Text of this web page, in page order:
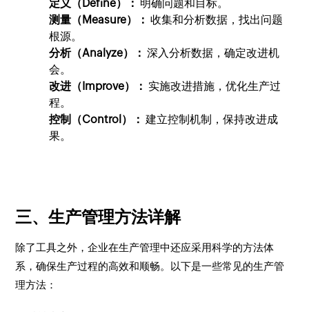
定义（Define）： 明确问题和目标。
测量（Measure）： 收集和分析数据，找出问题
根源。
分析（Analyze）： 深入分析数据，确定改进机
会。
改进（Improve）： 实施改进措施，优化生产过
程。
控制（Control）： 建立控制机制，保持改进成
果。
三、生产管理方法详解
除了工具之外，企业在生产管理中还应采用科学的方法体
系，确保生产过程的高效和顺畅。以下是一些常见的生产管
理方法：